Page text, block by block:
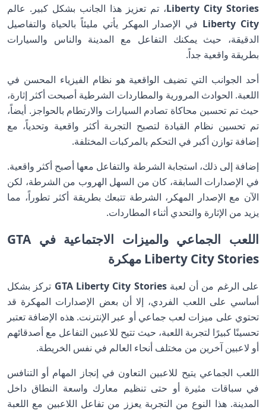
Liberty City Stories، تم تعزيز هذا الجانب بشكل كبير. عالم
Liberty City في الإصدار المهكر يأتي مليئاً بالحياة والتفاصيل
الدقيقة، حيث يمكنك التفاعل مع المدينة والناس والسيارات
بطريقة واقعية جداً.
أحد الجوانب التي تضيف الواقعية هو نظام الفيزياء المحسن في
اللعبة. الحوادث المرورية والمطاردات الشرطية أصبحت أكثر إثارة،
حيث تم تحسين محاكاة تصادم السيارات والارتطام بالحواجز. أيضاً،
تم تحسين نظام القيادة لتصبح التجربة أكثر واقعية وتحدياً، مع
إضافة توازن أكبر في التحكم بالمركبات المختلفة.
إضافة إلى ذلك، استجابة الشرطة والتفاعل معها أصبح أكثر واقعية.
في الإصدارات السابقة، كان من السهل الهروب من الشرطة، لكن
الآن مع الإصدار المهكر، الشرطة تتبعك بطريقة أكثر تطوراً، مما
يزيد من الإثارة والتحدي أثناء المطاردات.
اللعب الجماعي والميزات الاجتماعية في GTA
Liberty City Stories مهكرة
على الرغم من أن لعبةGTA Liberty City Stories تركز بشكل
أساسي على اللعب الفردي، إلا أن بعض الإصدارات المهكرة قد
تحتوي على ميزات لعب جماعي أو عبر الإنترنت. هذه الإضافة تعتبر
تحسينًا كبيرًا لتجربة اللعبة، حيث تتيح للاعبين التفاعل مع أصدقائهم
أو لاعبين آخرين من مختلف أنحاء العالم في نفس الخريطة.
اللعب الجماعي يتيح للاعبين التعاون في إنجاز المهام أو التنافس
في سباقات مثيرة أو حتى تنظيم معارك واسعة النطاق داخل
المدينة. هذا النوع من التجربة يعزز من تفاعل اللاعبين مع اللعبة